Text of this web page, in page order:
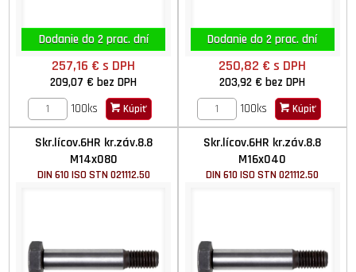
Dodanie do 2 prac. dní
257,16 €s DPH
209,07 €bez DPH
100ks
Kúpiť
Dodanie do 2 prac. dní
250,82 €s DPH
203,92 €bez DPH
100ks
Kúpiť
Skr.lícov.6HR kr.záv.8.8
M14x080
DIN 610 ISO STN 021112.50
Skr.lícov.6HR kr.záv.8.8
M16x040
DIN 610 ISO STN 021112.50